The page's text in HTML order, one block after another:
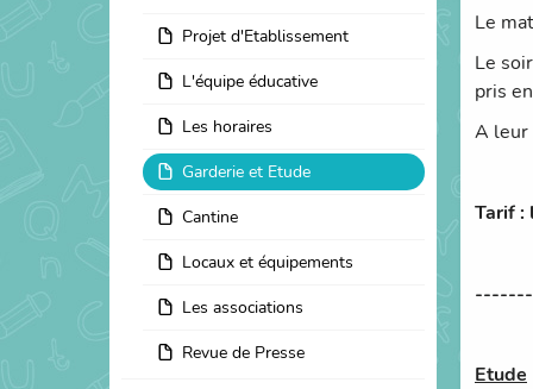
Projet d'Etablissement
L'équipe éducative
Les horaires
Garderie et Etude
Cantine
Locaux et équipements
Les associations
Revue de Presse
Le
Le
pris
A leur
Tarif :
Etude